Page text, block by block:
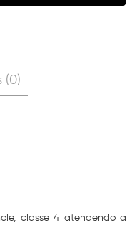
(0)
classe 4 atendendo a